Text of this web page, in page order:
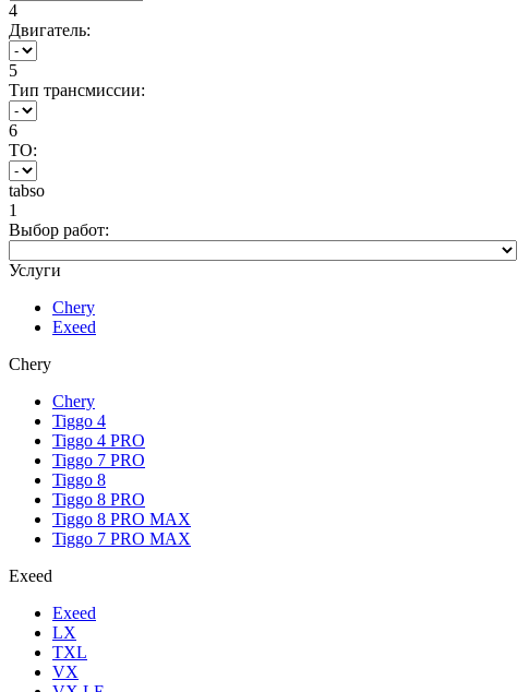
4
Двигатель:
5
Тип трансмиссии:
6
ТО:
tabso
1
Выбор работ:
Услуги
Chery
Exeed
Chery
Chery
Tiggo 4
Tiggo 4 PRO
Tiggo 7 PRO
Tiggo 8
Tiggo 8 PRO
Tiggo 8 PRO MAX
Tiggo 7 PRO MAX
Exeed
Exeed
LX
TXL
VX